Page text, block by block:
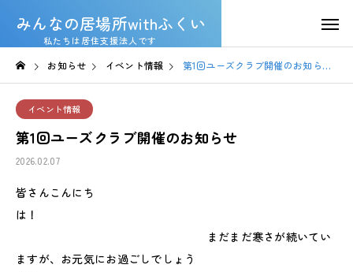
みんなの居場所withふくい
私たちは居住支援法人です
お知らせ イベント情報 第1回ユーズクラブ開催のお知らせ
イベント情報
第1回ユーズクラブ開催のお知らせ
2026.02.07
皆さんこんにち
は！
まだまだ寒さが続いてい
ますが、お元気にお過ごしでしょう